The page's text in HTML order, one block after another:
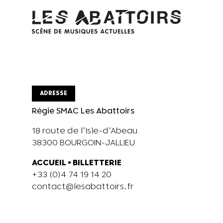
ADRESSE
Régie SMAC Les Abattoirs
18 route de l’Isle-d’Abeau
38300 BOURGOIN-JALLIEU
ACCUEIL • BILLETTERIE
+33 (0)4 74 19 14 20
contact@lesabattoirs.fr